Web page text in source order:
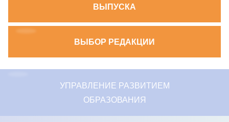
ВЫПУСКА
ВЫБОР РЕДАКЦИИ
УПРАВЛЕНИЕ РАЗВИТИЕМ
ОБРАЗОВАНИЯ